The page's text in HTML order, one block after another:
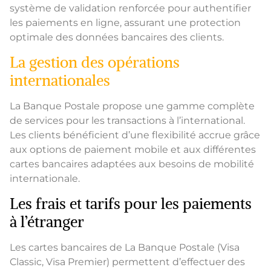
système de validation renforcée pour authentifier
les paiements en ligne, assurant une protection
optimale des données bancaires des clients.
La gestion des opérations
internationales
La Banque Postale propose une gamme complète
de services pour les transactions à l’international.
Les clients bénéficient d’une flexibilité accrue grâce
aux options de paiement mobile et aux différentes
cartes bancaires adaptées aux besoins de mobilité
internationale.
Les frais et tarifs pour les paiements
à l’étranger
Les cartes bancaires de La Banque Postale (Visa
Classic, Visa Premier) permettent d’effectuer des